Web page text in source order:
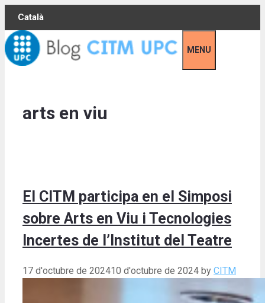
Skip
content
Català
MENU
arts en viu
El CITM participa en el Simposi
sobre Arts en Viu i Tecnologies
Incertes de l’Institut del Teatre
17 d'octubre de 202410 d'octubre de 2024 by CITM